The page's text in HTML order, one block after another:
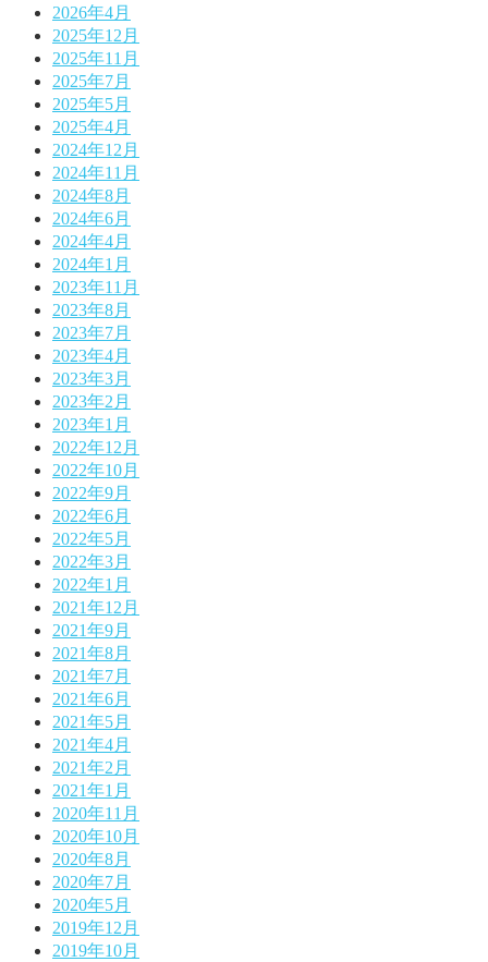
2026年4月
2025年12月
2025年11月
2025年7月
2025年5月
2025年4月
2024年12月
2024年11月
2024年8月
2024年6月
2024年4月
2024年1月
2023年11月
2023年8月
2023年7月
2023年4月
2023年3月
2023年2月
2023年1月
2022年12月
2022年10月
2022年9月
2022年6月
2022年5月
2022年3月
2022年1月
2021年12月
2021年9月
2021年8月
2021年7月
2021年6月
2021年5月
2021年4月
2021年2月
2021年1月
2020年11月
2020年10月
2020年8月
2020年7月
2020年5月
2019年12月
2019年10月